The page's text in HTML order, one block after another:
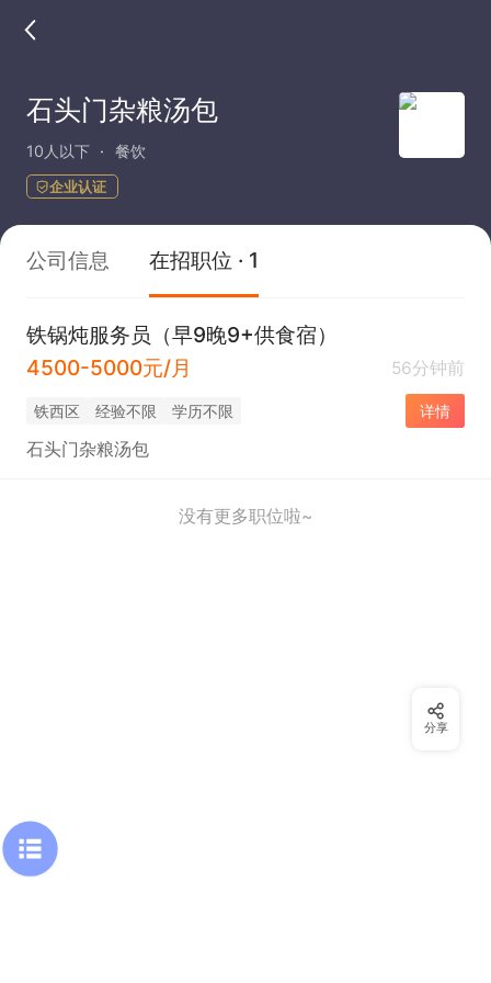
石头门杂粮汤包
10人以下 餐饮
企业认证
公司信息 在招职位 · 1
铁锅炖服务员（早9晚9+供食宿）
4500-5000元/月
56分钟前
铁西区 经验不限 学历不限 详情
石头门杂粮汤包
没有更多职位啦~
分享